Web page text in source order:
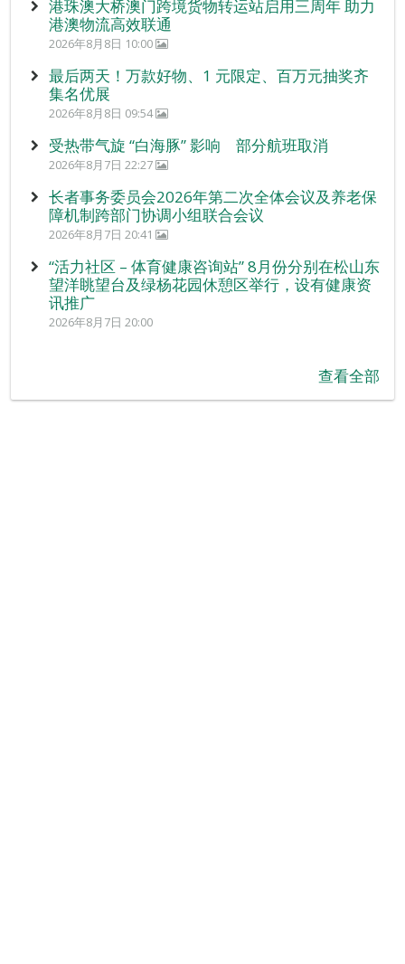
港珠澳大桥澳门跨境货物转运站启用三周年 助力
港澳物流高效联通
2026年8月8日 10:00
最后两天！万款好物、1 元限定、百万元抽奖齐
集名优展
2026年8月8日 09:54
受热带气旋 “白海豚” 影响 部分航班取消
2026年8月7日 22:27
长者事务委员会2026年第二次全体会议及养老保
障机制跨部门协调小组联合会议
2026年8月7日 20:41
“活力社区 – 体育健康咨询站” 8月份分别在松山东
望洋眺望台及绿杨花园休憩区举行，设有健康资
讯推广
2026年8月7日 20:00
查看全部